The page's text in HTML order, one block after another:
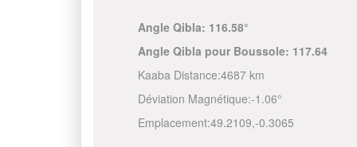
Angle Qibla: 116.58°
Angle Qibla pour Boussole: 117.64
Kaaba Distance:4687 km
Déviation Magnétique:-1.06°
Emplacement:49.2109,-0.3065